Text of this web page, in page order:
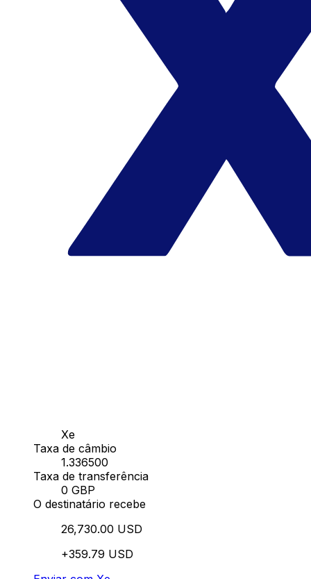
Xe
Taxa de câmbio
1.336500
Taxa de transferência
0 GBP
O destinatário recebe
26,730.00 USD
+359.79 USD